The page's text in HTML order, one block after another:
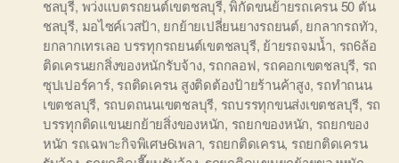
ชลบุรี, พว่งแบตรถยนต์เขตชลบุรี,พิกัดขนย้ายรถเครน 50 ตัน
ชลบุรี, มอไซค์เวสป้า, ยกย้ายเปลี่ยนยางรถยนต์, ยกลากรถทัว,
ยกลากเทรเลอ บรรทุกรถยนต์เขตชลบุรี, ย้ายรถจมน้ำ, รถ6ล้อ
ติดเครนยกสิ่งของหนักรับจ้าง, รถกลอฟ, รถคอกเขตชลบุรี, รถ
ซุปเปอร์คาร์, รถติดเครน สูงติดต้องป้ายร้านค้าสูง, รถทำถนน
เขตชลบุรี, รถบดถนนเขตชลบุรี, รถบรรทุกขนส่งเขตชลบุรี, รถ
บรรทุกติดแขนยกย้ายสิ่งของหนัก, รถยกของหนัก, รถยกของ
หนัก รถเฉพาะกิจพิเศษ6เพลา, รถยกติดเครน, รถยกติดเครน